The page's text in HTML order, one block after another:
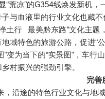
荒凉”的G354线焕发新机
与血液里的行业文化也藏不
土行 最美黔东路”文化主
域特色的旅游公路，促进“公
”变为当下的“实景图”，车
村振兴的强劲引擎。
完善
，沿途的特色行业文化与地